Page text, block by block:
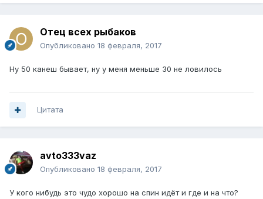
Отец всех рыбаков
Опубликовано 18 февраля, 2017
Ну 50 канеш бывает, ну у меня меньше 30 не ловилось
Цитата
avto333vaz
Опубликовано 18 февраля, 2017
У кого нибудь это чудо хорошо на спин идёт и где и на что?